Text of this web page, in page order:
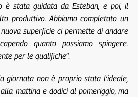
è stata guidata da Esteban, e poi, il
produttivo. Abbiamo completato un
superficie ci permette di andare
quanto possiamo spingere.
per le qualifiche“.
giornata non è proprio stata l’ideale,
mattina e dodici al pomeriggio, ma